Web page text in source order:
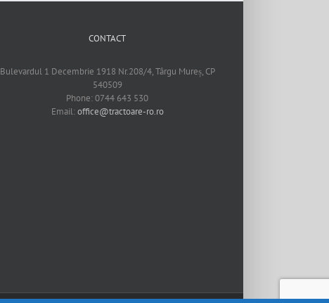
CONTACT
Bulevardul 1 Decembrie 1918 Nr.208/4, Târgu Mureș, CP
540509
Phone: 0744 643 530
Email:office@tractoare-ro.ro